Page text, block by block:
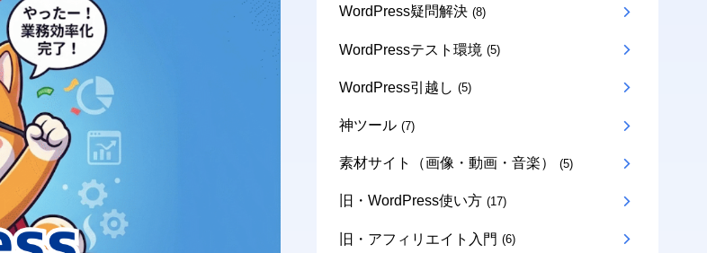
WordPress疑問解決 (8)
WordPressテスト環境 (5)
WordPress引越し (5)
神ツール (7)
素材サイト（画像・動画・音楽） (5)
旧・WordPress使い方 (17)
旧・アフィリエイト入門 (6)